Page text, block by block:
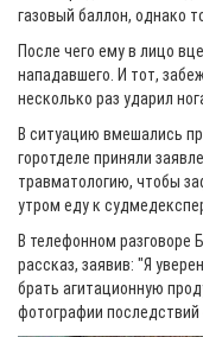
газовый баллон, однако
После чего ему в лицо
нападавшего. И тот,
несколько раз ударил
В ситуацию вмешались
горотделе приняли
травматологию, чтобы
утром еду к
В телефонном разговоре
рассказ, заявив: "Я
брать агитационную
фотографии последствий